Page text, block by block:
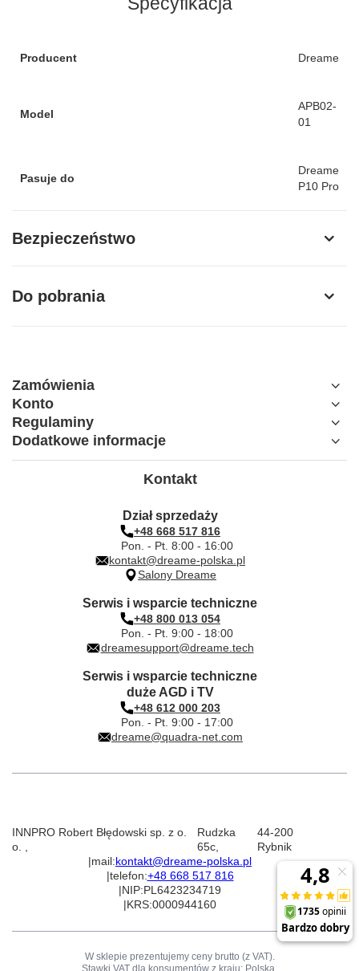
Producent Dreame
Model
APB02-
01
Pasuje do
Dreame
P10 Pro
Bezpieczeństwo
Do pobrania
Zamówienia
Konto
Regulaminy
Dodatkowe informacje
Kontakt
Dział sprzedaży
+48 668 517 816
Pon. - Pt. 8:00 - 16:00
kontakt@dreame-polska.pl
Salony Dreame
Serwis i wsparcie techniczne
+48 800 013 054
Pon. - Pt. 9:00 - 18:00
dreamesupport@dreame.tech
Serwis i wsparcie techniczne
duże AGD i TV
+48 612 000 203
Pon. - Pt. 9:00 - 17:00
dreame@quadra-net.com
INNPRO Robert Błędowski sp. z o.
o.
Rudzka
65c,
44-200
Rybnik
|mail:kontakt@dreame-polska.pl
|telefon:+48 668 517 816
|NIP:PL6423234719
|KRS:0000944160
W sklepie prezentujemy ceny brutto (z VAT).
Stawki VAT dla konsumentów z kraju: Polska